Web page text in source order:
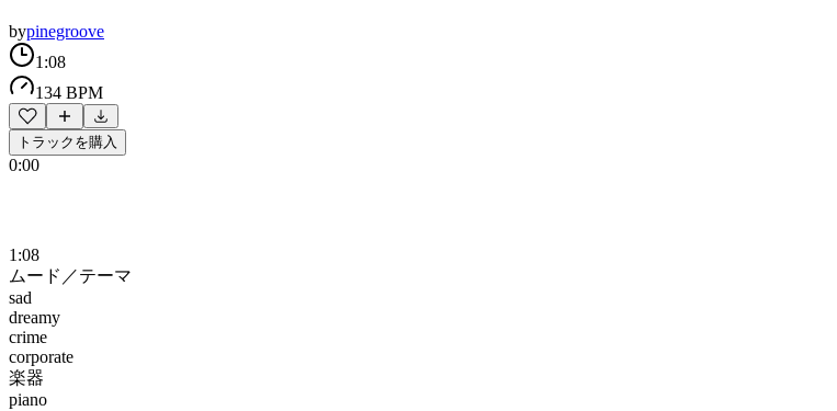
bypinegroove
1:08
134 BPM
トラックを購入
0:00
1:08
ムード／テーマ
sad
dreamy
crime
corporate
楽器
piano